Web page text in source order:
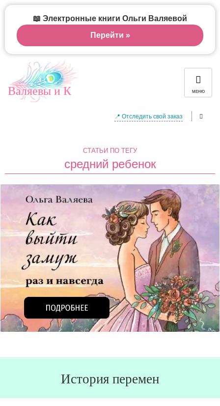
Валяевы и К МЕНЮ
📍 Отследить свой заказ
СТАТЬИ ПО ТЕГУ
средний ребенок
История перемен
📖 Электронные книги Ольги Валяевой
Перейти »